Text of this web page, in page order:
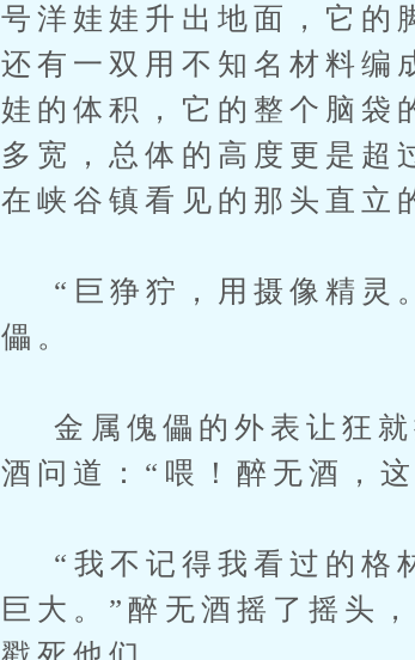
号洋娃娃升出地面，它的
还有一双用不知名材料编
娃的体积，它的整个脑袋
多宽，总体的高度更是超
在峡谷镇看见的那头直立
“巨狰狞，用摄像精灵
儡。
金属傀儡的外表让狂就
酒问道：“喂！醉无酒，
“我不记得我看过的格
巨大。”醉无酒摇了摇头